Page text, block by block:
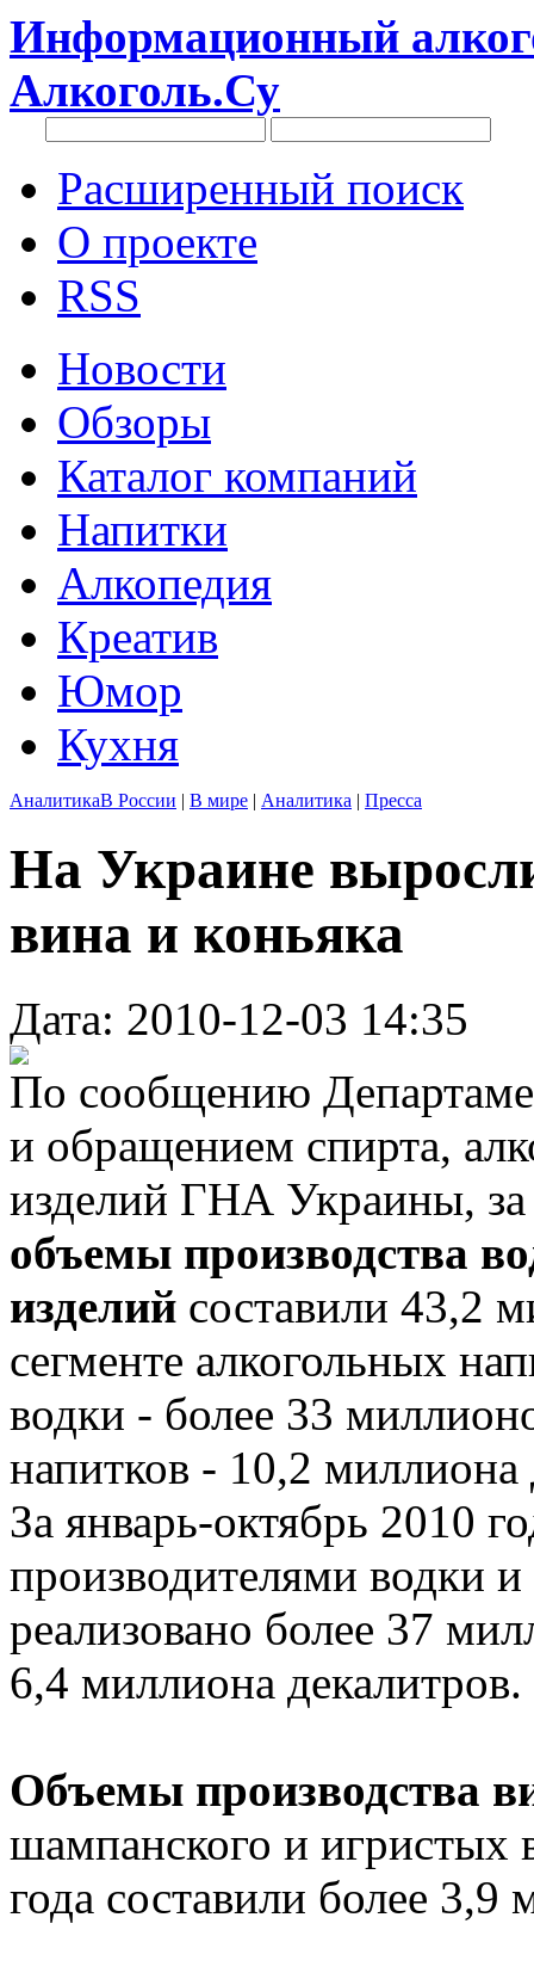
Информационный
Алкоголь.Су
Расширенный поиск
О проекте
RSS
Новости
Обзоры
Каталог компаний
Напитки
Алкопедия
Креатив
Юмор
Кухня
АналитикаВ России | В мире | Аналитика | Пресса
На Украине
вина и коньяка
Дата: 2010-12-03 14:35
По сообщению
и обращением спирта,
изделий ГНА Украины, за
объемы производства
изделий составили 43,2
сегменте алкогольных
водки - более 33
напитков - 10,2 миллиона
За январь-октябрь 2010
производителями водки
реализовано более 37
6,4 миллиона декалитров.
Объемы производства
шампанского и игристых
года составили более 3,9